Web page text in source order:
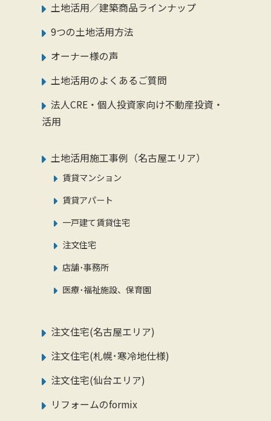
土地活用／建築商品ラインナップ
9つの土地活用方法
オーナー様の声
土地活用のよくあるご質問
法人CRE・個人投資家向け不動産投資・
活用
土地活用施工事例（名古屋エリア）
賃貸マンション
賃貸アパート
一戸建て賃貸住宅
注文住宅
店舗･事務所
医療･福祉施設、保育園
注文住宅(名古屋エリア)
注文住宅(札幌･寒冷地仕様)
注文住宅(仙台エリア)
リフォームのformix